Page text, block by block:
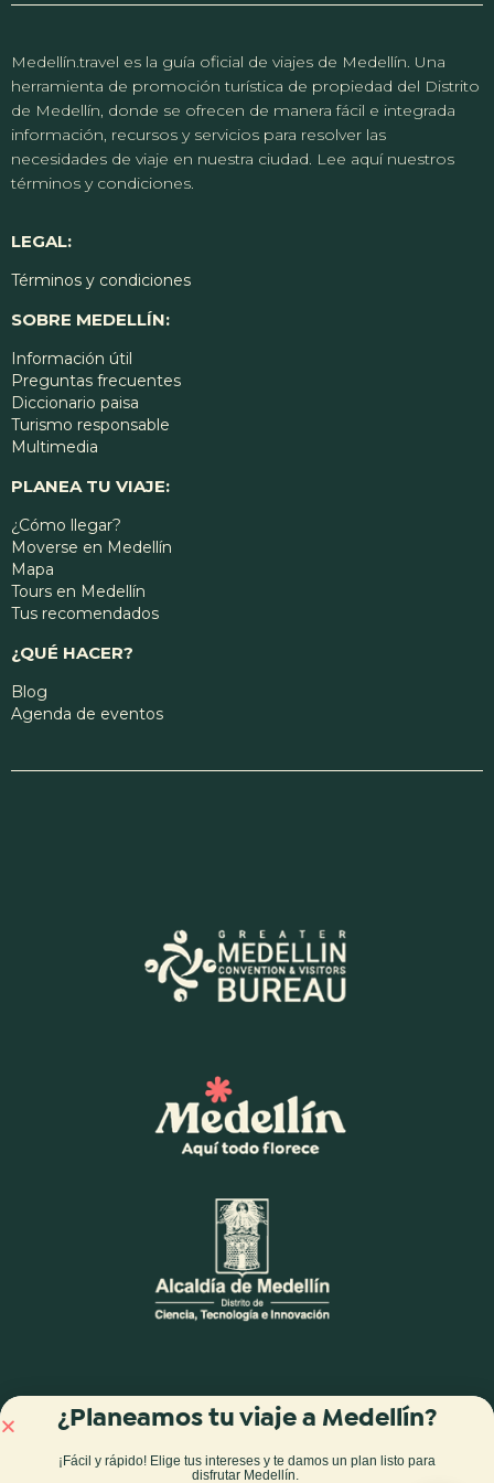
Medellín.travel es la guía oficial de viajes de Medellín. Una
herramienta de promoción turística de propiedad del Distrito
de Medellín, donde se ofrecen de manera fácil e integrada
información, recursos y servicios para resolver las
necesidades de viaje en nuestra ciudad. Lee aquí nuestros
términos y condiciones.
LEGAL:
Términos y condiciones
SOBRE MEDELLÍN:
Información útil
Preguntas frecuentes
Diccionario paisa
Turismo responsable
Multimedia
PLANEA TU VIAJE:
¿Cómo llegar?
Moverse en Medellín
Mapa
Tours en Medellín
Tus recomendados
¿QUÉ HACER?
Blog
Agenda de eventos
¿Planeamos tu viaje a Medellín?
¡Fácil y rápido! Elige tus intereses y te damos un plan listo para
disfrutar Medellín.